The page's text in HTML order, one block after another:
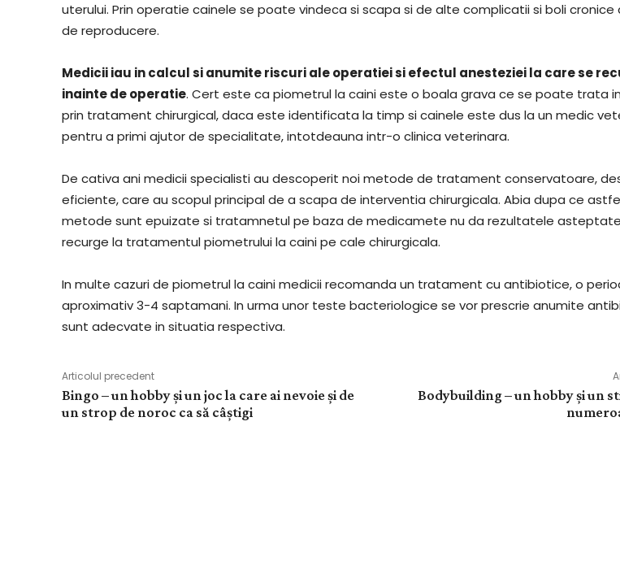
uterului. Prin operatie cainele se poate vindeca si scapa si de alte complicatii si boli
de reproducere.
Medicii iau in calcul si anumite riscuri ale operatiei si efectul anesteziei la care se
inainte de operatie. Cert este ca piometrul la caini este o boala grava ce se poate trata
prin tratament chirurgical, daca este identificata la timp si cainele este dus la un medic
pentru a primi ajutor de specialitate, intotdeauna intr-o clinica veterinara.
De cativa ani medicii specialisti au descoperit noi metode de tratament conservatoare,
eficiente, care au scopul principal de a scapa de interventia chirurgicala. Abia dupa ce
metode sunt epuizate si tratamnetul pe baza de medicamete nu da rezultatele
recurge la tratamentul piometrului la caini pe cale chirurgicala.
In multe cazuri de piometrul la caini medicii recomanda un tratament cu antibiotice, o
aproximativ 3-4 saptamani. In urma unor teste bacteriologice se vor prescrie anumite
sunt adecvate in situatia respectiva.
Articolul precedent
Bingo – un hobby și un joc la care ai nevoie și de
un strop de noroc ca să câștigi
Bodybuilding – un hobby și un